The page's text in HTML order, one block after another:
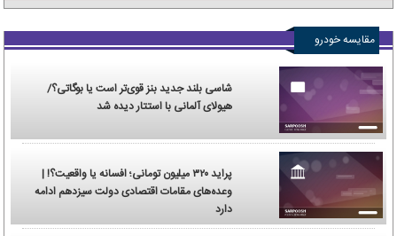
مقایسه خودرو
شاسی بلند جدید بنز قوی‌تر است یا بوگاتی؟/
هیولای آلمانی با استتار دیده شد
پراید ۳۲۰ میلیون تومانی؛ افسانه یا واقعیت؟! |
وعده‌های مقامات اقتصادی دولت سیزدهم ادامه
دارد